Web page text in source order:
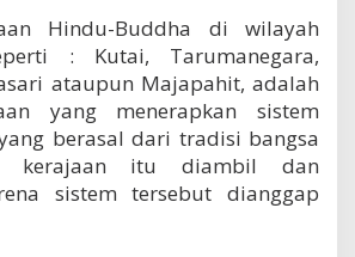
Hindu-Buddha di wilayah
: Kutai, Tarumanegara,
ataupun Majapahit, adalah
yang menerapkan sistem
berasal dari tradisi bangsa
kerajaan itu diambil dan
sistem tersebut dianggap